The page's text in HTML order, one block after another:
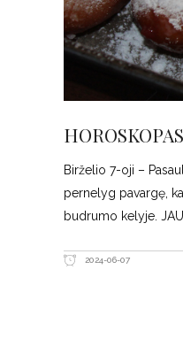
Birželio 7-oji –
pernelyg pavargę,
budrumo kelyje.
2024-06-07